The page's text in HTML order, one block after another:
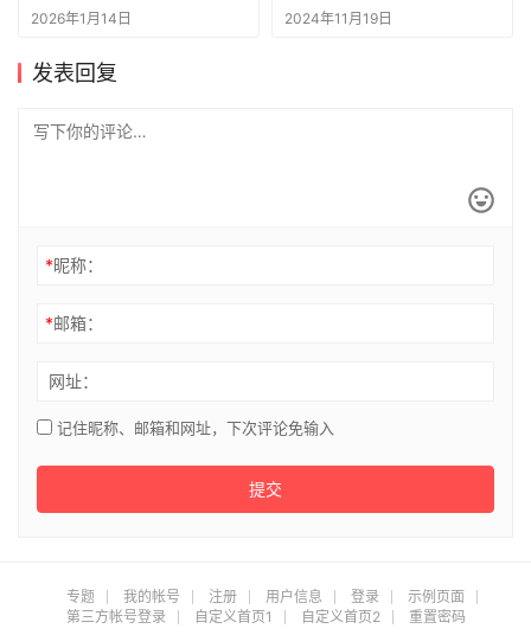
过纯电？
2026年1月14日
SU7？
2024年11月19日
发表回复
*昵称：
*邮箱：
网址：
记住昵称、邮箱和网址，下次评论免输入
提交
专题 我的帐号 注册 用户信息 登录
示例页面
第三方帐号登录
自定义首页1 自定义首页2 重置密码